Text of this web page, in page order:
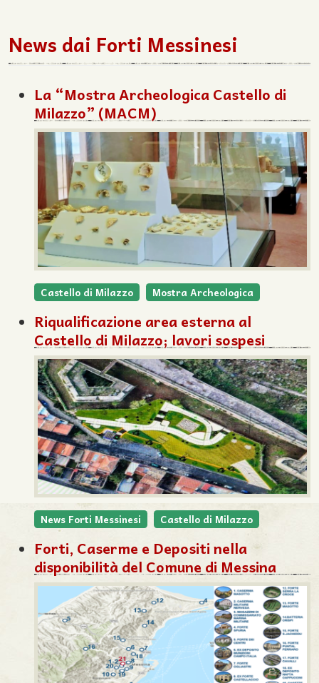
News dai Forti Messinesi
La “Mostra Archeologica Castello di
Milazzo” (MACM)
Castello di Milazzo Mostra Archeologica
Riqualificazione area esterna al
Castello di Milazzo; lavori sospesi
News Forti Messinesi Castello di Milazzo
Forti, Caserme e Depositi nella
disponibilità del Comune di Messina